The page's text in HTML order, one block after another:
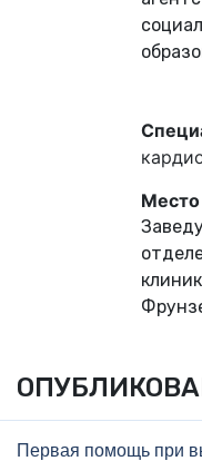
Первая помощь при